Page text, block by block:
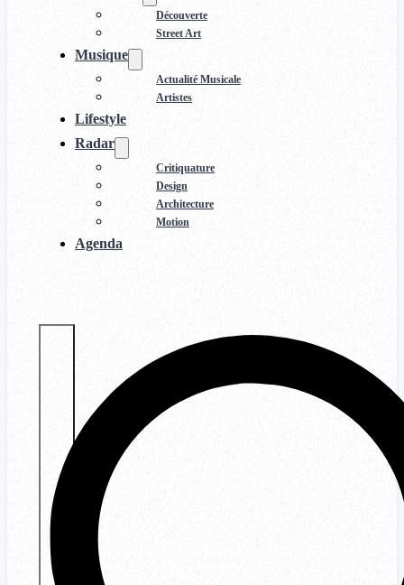
Découverte
Street Art
Musique
Actualité Musicale
Artistes
Lifestyle
Radar
Critiquature
Design
Architecture
Motion
Agenda